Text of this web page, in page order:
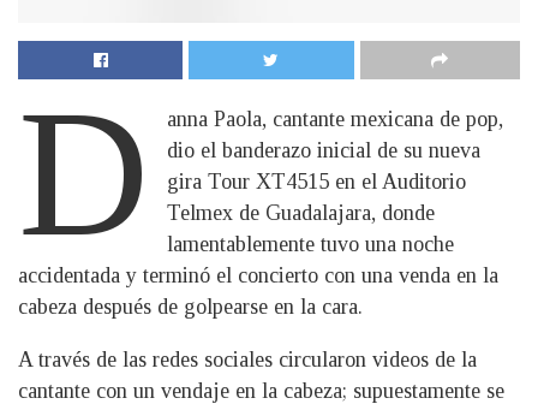
D
anna Paola, cantante mexicana de pop,
dio el banderazo inicial de su nueva
gira Tour XT4515 en el Auditorio
Telmex de Guadalajara, donde
lamentablemente tuvo una noche
accidentada y terminó el concierto con una venda en la
cabeza después de golpearse en la cara.
A través de las redes sociales circularon videos de la
cantante con un vendaje en la cabeza; supuestamente se